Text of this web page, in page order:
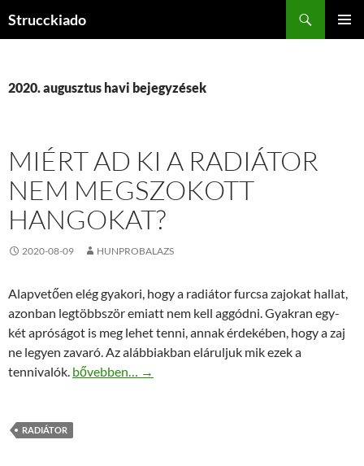
Strucckiado
2020. augusztus havi bejegyzések
MIÉRT AD KI A RADIÁTOR
NEM MEGSZOKOTT
HANGOKAT?
2020-08-09 HUNPROBALAZS
Alapvetően elég gyakori, hogy a radiátor furcsa zajokat hallat,
azonban legtöbbször emiatt nem kell aggódni. Gyakran egy-
két apróságot is meg lehet tenni, annak érdekében, hogy a zaj
ne legyen zavaró. Az alábbiakban eláruljuk mik ezek a
tennivalók. Miért ad ki a radiátor nem megszokott hangokat?
bővebben… →
RADIÁTOR